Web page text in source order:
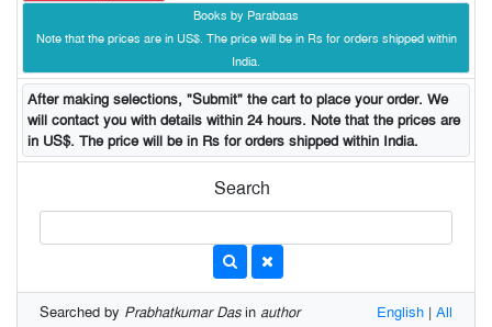
Books by Parabaas
Note that the prices are in US$. The price will be in Rs for orders shipped within
India.
After making selections, "Submit" the cart to place your order. We
will contact you with details within 24 hours. Note that the prices are
in US$. The price will be in Rs for orders shipped within India.
Search
Searched by Prabhatkumar Dasin author English | All